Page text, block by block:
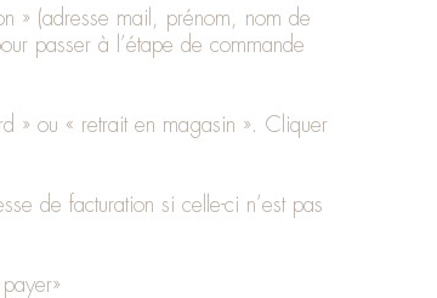
» (adresse mail, prénom, nom de
passer à l’étape de commande
» ou « retrait en magasin ». Cliquer
de facturation si celle-ci n’est pas